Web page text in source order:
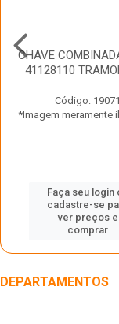
CHAVE
41128110
Código: 19071
*Imagem meramente
Faça seu login
cadastre-se
ver preços e
comprar
DEPARTAMENTOS